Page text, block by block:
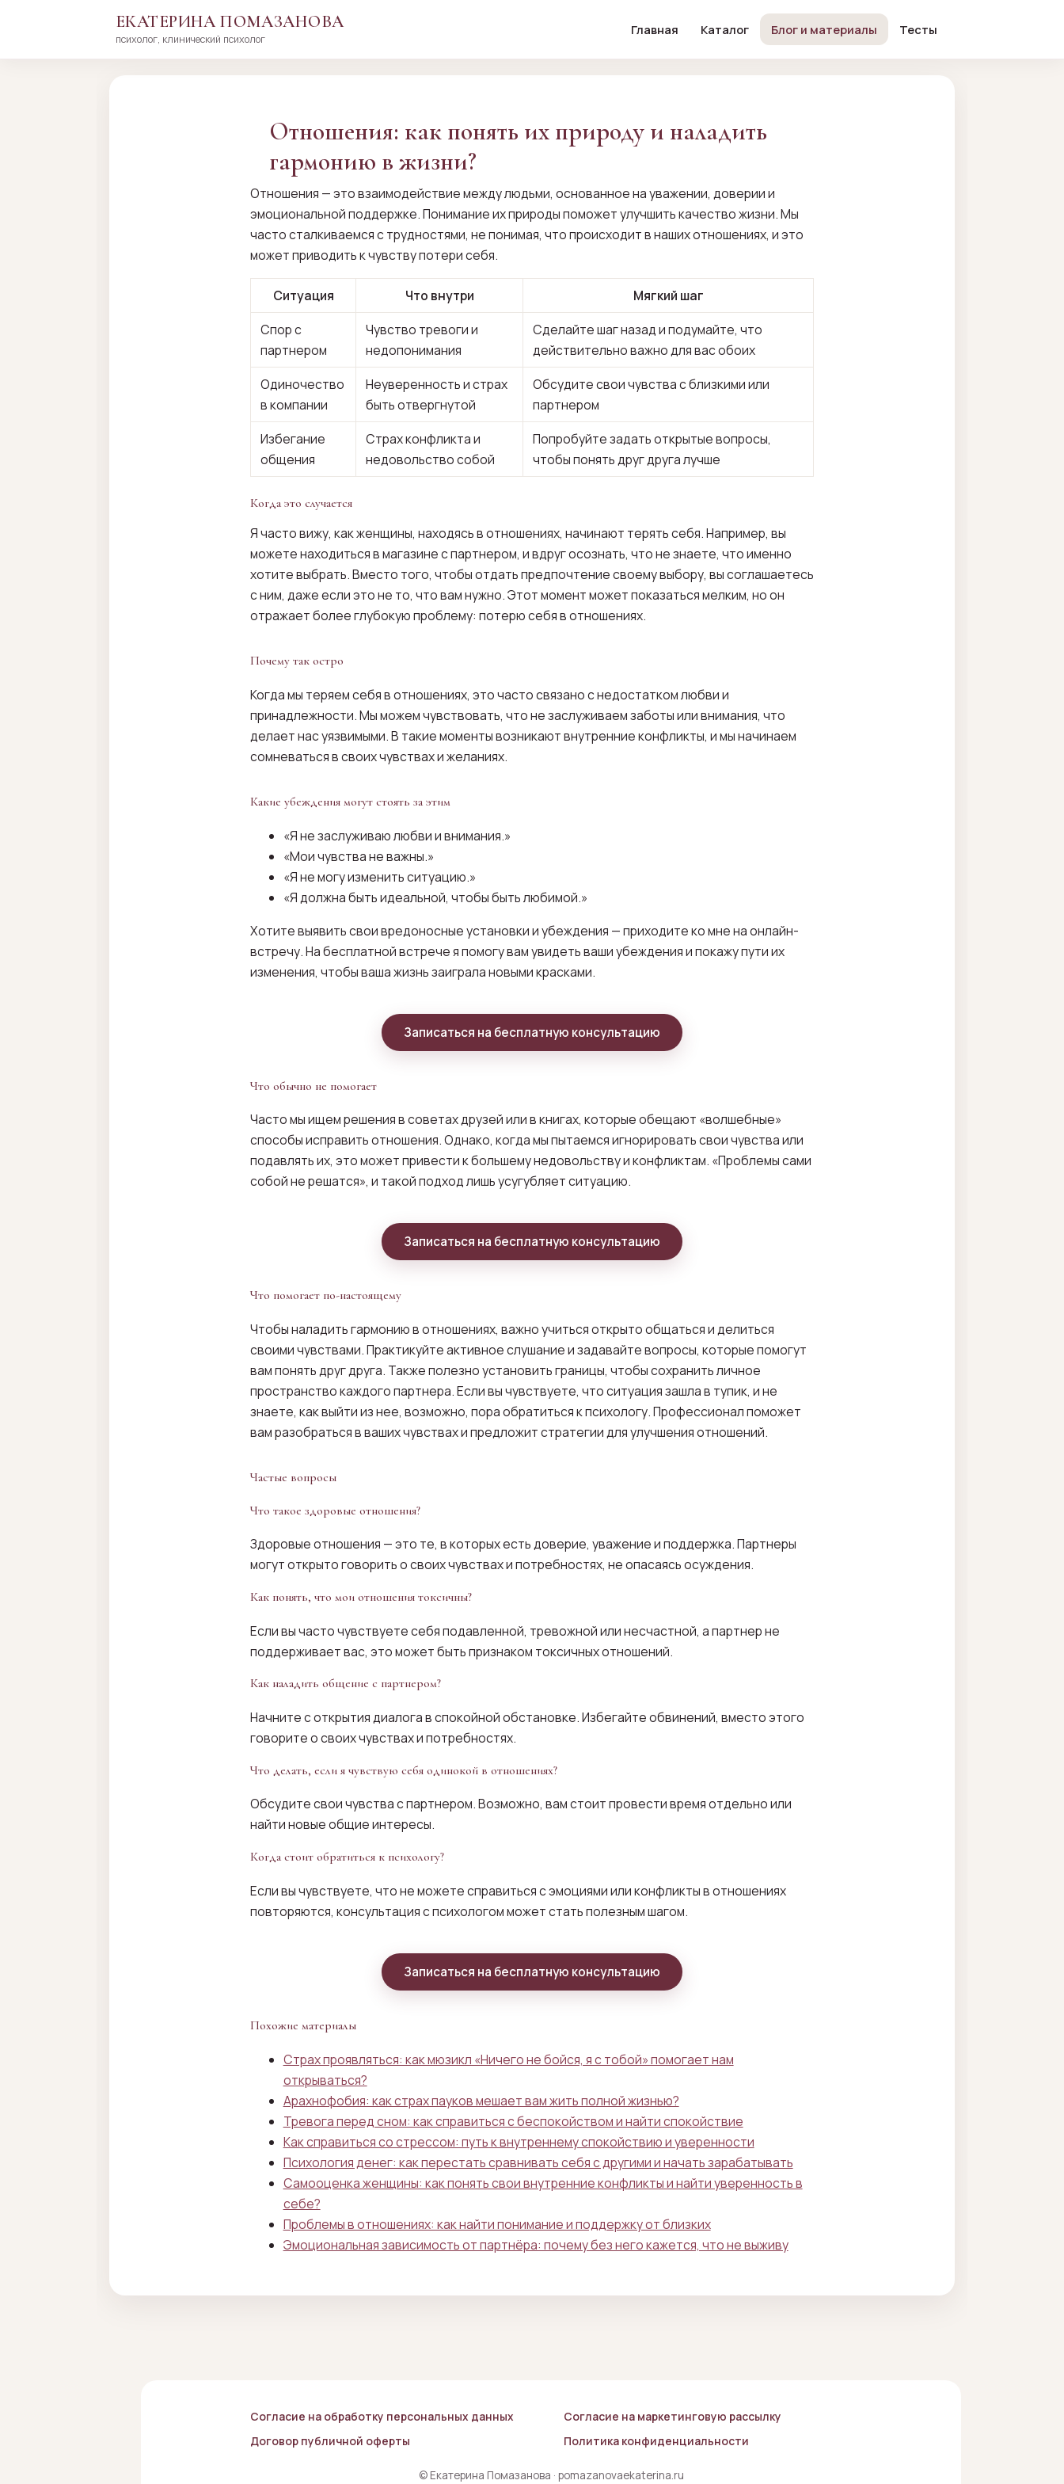
ЕКАТЕРИНА ПОМАЗАНОВА
психолог, клинический психолог
Главная Каталог Блог и материалы Тесты
Отношения: как понять их природу и наладить
гармонию в жизни?
Отношения — это взаимодействие между людьми, основанное на уважении, доверии и
эмоциональной поддержке. Понимание их природы поможет улучшить качество жизни. Мы
часто сталкиваемся с трудностями, не понимая, что происходит в наших отношениях, и это
может приводить к чувству потери себя.
Ситуация Что внутри
Мягкий шаг
Спор с
партнером
Чувство тревоги и
недопонимания
Сделайте шаг назад и подумайте, что
действительно важно для вас обоих
Одиночество
в компании
Неуверенность и страх
быть отвергнутой
Обсудите свои чувства с близкими или
партнером
Избегание
общения
Страх конфликта и
недовольство собой
Попробуйте задать открытые вопросы,
чтобы понять друг друга лучше
Когда это случается
Я часто вижу, как женщины, находясь в отношениях, начинают терять себя. Например, вы
можете находиться в магазине с партнером, и вдруг осознать, что не знаете, что именно
хотите выбрать. Вместо того, чтобы отдать предпочтение своему выбору, вы соглашаетесь
с ним, даже если это не то, что вам нужно. Этот момент может показаться мелким, но он
отражает более глубокую проблему: потерю себя в отношениях.
Почему так остро
Когда мы теряем себя в отношениях, это часто связано с недостатком любви и
принадлежности. Мы можем чувствовать, что не заслуживаем заботы или внимания, что
делает нас уязвимыми. В такие моменты возникают внутренние конфликты, и мы начинаем
сомневаться в своих чувствах и желаниях.
Какие убеждения могут стоять за этим
«Я не заслуживаю любви и внимания.»
«Мои чувства не важны.»
«Я не могу изменить ситуацию.»
«Я должна быть идеальной, чтобы быть любимой.»
Хотите выявить свои вредоносные установки и убеждения — приходите ко мне на онлайн-
встречу. На бесплатной встрече я помогу вам увидеть ваши убеждения и покажу пути их
изменения, чтобы ваша жизнь заиграла новыми красками.
Записаться на бесплатную консультацию
Что обычно не помогает
Часто мы ищем решения в советах друзей или в книгах, которые обещают «волшебные»
способы исправить отношения. Однако, когда мы пытаемся игнорировать свои чувства или
подавлять их, это может привести к большему недовольству и конфликтам. «Проблемы сами
собой не решатся», и такой подход лишь усугубляет ситуацию.
Записаться на бесплатную консультацию
Что помогает по-настоящему
Чтобы наладить гармонию в отношениях, важно учиться открыто общаться и делиться
своими чувствами. Практикуйте активное слушание и задавайте вопросы, которые помогут
вам понять друг друга. Также полезно установить границы, чтобы сохранить личное
пространство каждого партнера. Если вы чувствуете, что ситуация зашла в тупик, и не
знаете, как выйти из нее, возможно, пора обратиться к психологу. Профессионал поможет
вам разобраться в ваших чувствах и предложит стратегии для улучшения отношений.
Частые вопросы
Что такое здоровые отношения?
Здоровые отношения — это те, в которых есть доверие, уважение и поддержка. Партнеры
могут открыто говорить о своих чувствах и потребностях, не опасаясь осуждения.
Как понять, что мои отношения токсичны?
Если вы часто чувствуете себя подавленной, тревожной или несчастной, а партнер не
поддерживает вас, это может быть признаком токсичных отношений.
Как наладить общение с партнером?
Начните с открытия диалога в спокойной обстановке. Избегайте обвинений, вместо этого
говорите о своих чувствах и потребностях.
Что делать, если я чувствую себя одинокой в отношениях?
Обсудите свои чувства с партнером. Возможно, вам стоит провести время отдельно или
найти новые общие интересы.
Когда стоит обратиться к психологу?
Если вы чувствуете, что не можете справиться с эмоциями или конфликты в отношениях
повторяются, консультация с психологом может стать полезным шагом.
Записаться на бесплатную консультацию
Похожие материалы
Страх проявляться: как мюзикл «Ничего не бойся, я с тобой» помогает нам
открываться?
Арахнофобия: как страх пауков мешает вам жить полной жизнью?
Тревога перед сном: как справиться с беспокойством и найти спокойствие
Как справиться со стрессом: путь к внутреннему спокойствию и уверенности
Психология денег: как перестать сравнивать себя с другими и начать зарабатывать
Самооценка женщины: как понять свои внутренние конфликты и найти уверенность в
себе?
Проблемы в отношениях: как найти понимание и поддержку от близких
Эмоциональная зависимость от партнёра: почему без него кажется, что не выживу
Согласие на обработку персональных данных
Согласие на маркетинговую рассылку
Договор публичной оферты
Политика конфиденциальности
© Екатерина Помазанова · pomazanovaekaterina.ru